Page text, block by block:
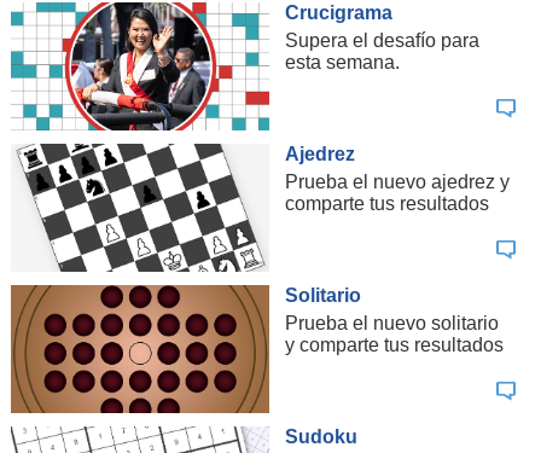
Crucigrama
Supera el desafío para
esta semana.
Ajedrez
Prueba el nuevo ajedrez y
comparte tus resultados
Solitario
Prueba el nuevo solitario
y comparte tus resultados
Sudoku